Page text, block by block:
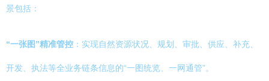
景包括：
“一张图”精准管控 ：实现自然资源状况、规划、审批、供应、补充、
开发、执法等全业务链条信息的“一图统览、一网通管”。